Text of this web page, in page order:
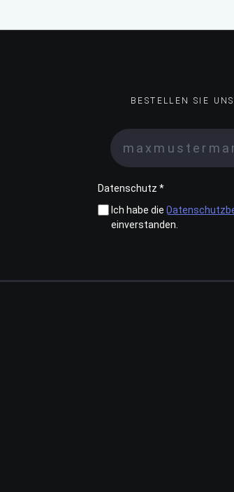
BESTELLEN SIE
Datenschutz *
Ich habe die
einverstanden.